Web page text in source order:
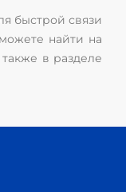
быстрой связи
найти на
в разделе